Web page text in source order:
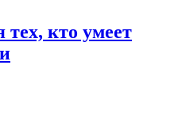
тех, кто умеет